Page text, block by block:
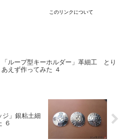
「ループ型キーホルダー」革細工 とり
あえず作ってみた ４
ジ」銀粘土細
６